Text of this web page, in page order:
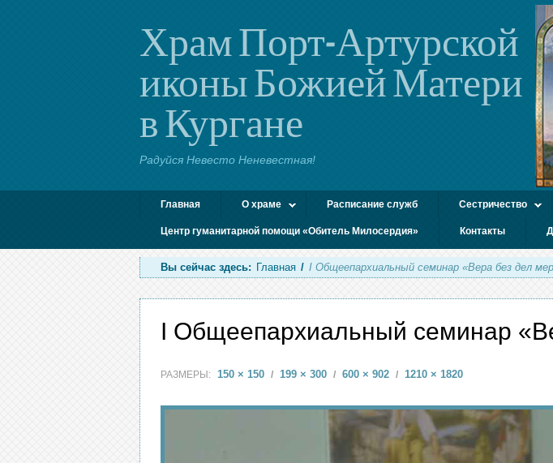
Храм Порт-Артурской
иконы Божией Матери
в Кургане
Радуйся Невесто Неневестная!
Главная О храме Расписание служб Сестричество
Центр гуманитарной помощи «Обитель Милосердия» Контакты
Вы сейчас здесь: Главная / I Общеепархиальный семинар «Вера без дел
I Общеепархиальный семинар
РАЗМЕРЫ: 150 × 150 / 199 × 300 / 600 × 902 / 1210 × 1820